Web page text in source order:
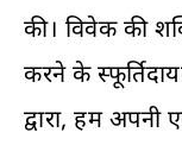
की। विवेक की
करने के
द्वारा, हम अपनी